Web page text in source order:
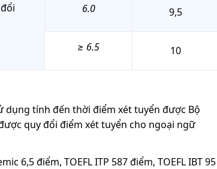
6.0 9,5
≥ 6.5 10
tính đến thời điểm xét tuyển được Bộ
quy đổi điểm xét tuyển cho ngoại ngữ
6,5 điểm, TOEFL ITP 587 điểm, TOEFL IBT 95